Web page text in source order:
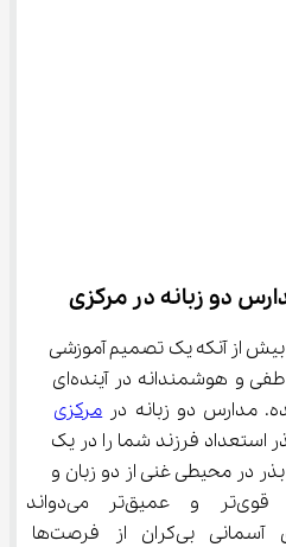
دو زبانه در مرکزی
بیش از آنکه یک تصمیم آموزشی
باشد، یک سرمایه‌گذاری عاطفی و هوشمندانه در آینده‌ای
مدارس دو زبانه در مرکزی
استعداد فرزند شما را در یک
این بذر در محیطی غنی از دو زبان و
دو فرهنگ، ریشه‌هایی قوی‌تر و عمیق‌تر
شاخه‌هایش را به سوی آسمانی بی‌کران از فرصت‌ها